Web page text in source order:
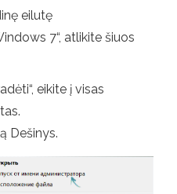
eilutę
7“, atlikite šiuos
eikite į visas
Dešinys.